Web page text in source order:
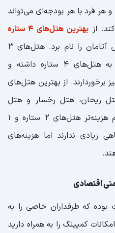
هر فرد با هر بودجه‌ای می‌تواند
از
بهترین هتل‌های 4 ستاره
می‌توان هتل ارم و هتل آتامان را نام برد. هتل‌های 3
ستاره امکانات کمتری نسبت به هتل‌های 4 ستاره داشته و
از بهترین هتل‌های
ریحان، هتل رخسار و هتل
سینگو اشاره نمود. انتخاب کم هزینه‌تر هتل‌های 2 ستاره و 1
زیادی ندارند اما هزینه‌های
اقتصادی
بوده که طرفداران خاصی را به
کمپینگ را به همراه دارید